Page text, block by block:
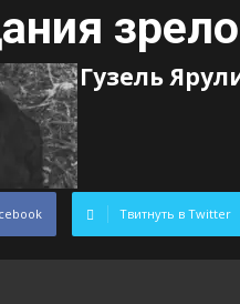
Гузель
Твитнуть в Twitter